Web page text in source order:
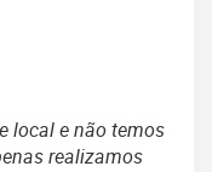
local e não temos
realizamos